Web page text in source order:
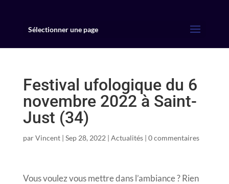
Sélectionner une page
Festival ufologique du 6
novembre 2022 à Saint-
Just (34)
parVincent| Sep 28, 2022 | Actualités| 0 commentaires
Vous voulez vous mettre dans l’ambiance ? Rien